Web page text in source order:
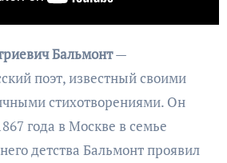
Бальмонт—
поэт, известный своими
стихотворениями. Он
года в Москве в семье
детства Бальмонт проявил